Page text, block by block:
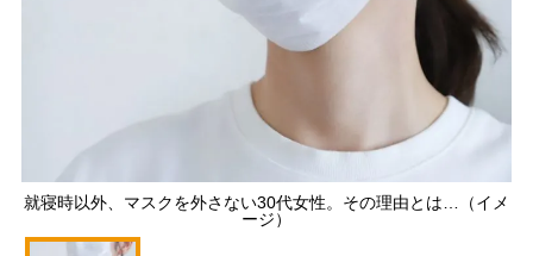
就寝時以外、マスクを外さない30代女性。その理由とは…（イメ
ージ）